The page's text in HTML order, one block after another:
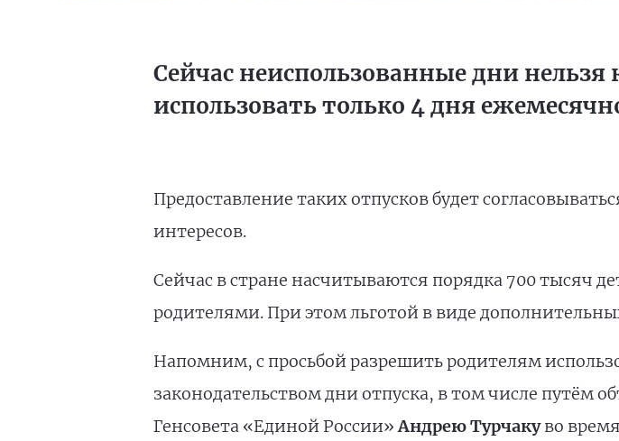
Сейчас неиспользованные дни
использовать только 4 дня
Предоставление таких отпусков будет
интересов.
Сейчас в стране насчитываются порядка 700 тысяч
родителями. При этом льготой в виде
Напомним, с просьбой разрешить родителям
законодательством дни отпуска, в том числе путём
Генсовета «Единой России»Андрею Турчакуво